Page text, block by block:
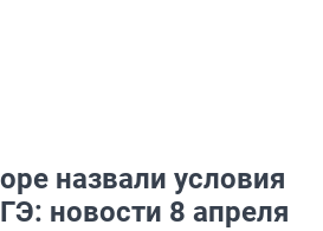
назвали условия
новости 8 апреля